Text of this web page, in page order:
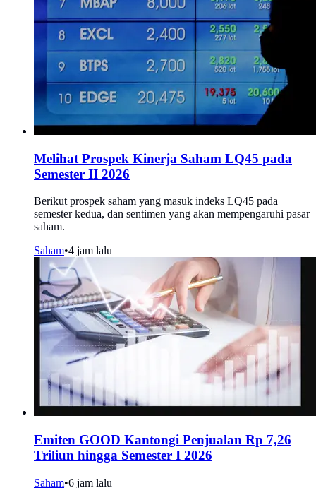
Melihat Prospek Kinerja Saham LQ45 pada
Semester II 2026
Berikut prospek saham yang masuk indeks LQ45 pada
semester kedua, dan sentimen yang akan mempengaruhi pasar
saham.
Saham•4 jam lalu
Emiten GOOD Kantongi Penjualan Rp 7,26
Triliun hingga Semester I 2026
Saham•6 jam lalu